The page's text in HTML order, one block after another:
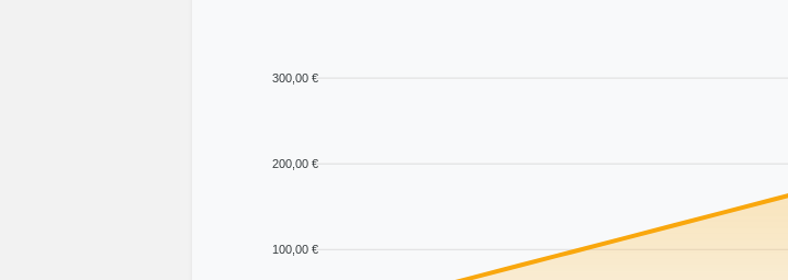
300,00 €
200,00 €
100,00 €